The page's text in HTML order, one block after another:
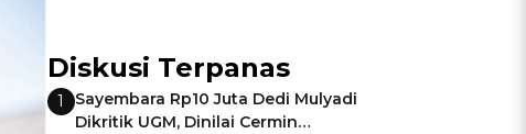
Diskusi Terpanas
1
Sayembara Rp10 Juta Dedi Mulyadi
Dikritik UGM, Dinilai Cermin